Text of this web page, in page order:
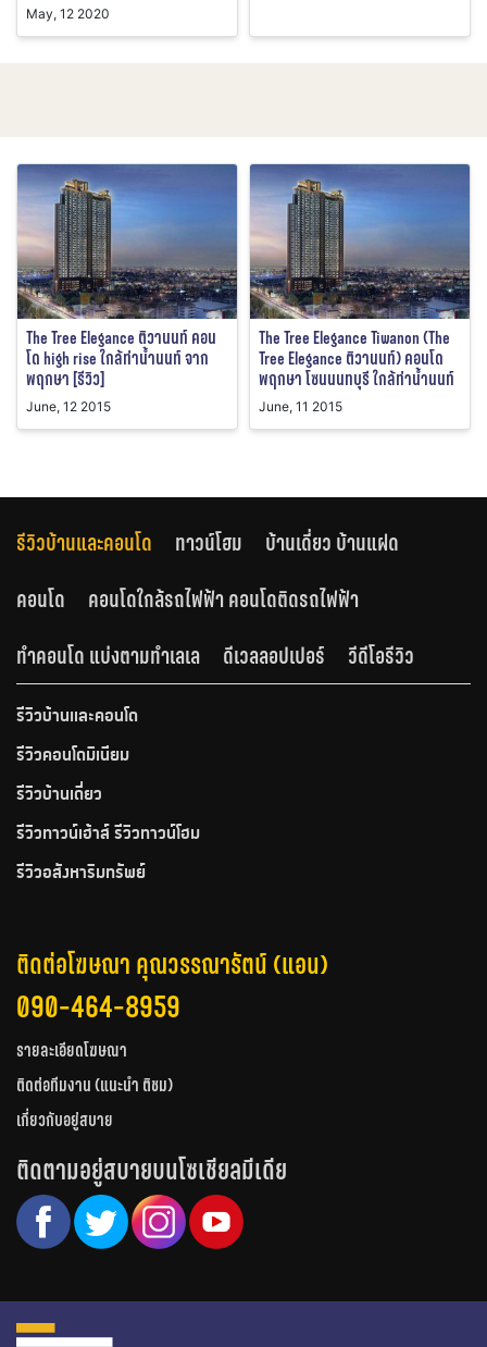
May, 12 2020
The Tree Elegance ติวานนท์ คอน
โด high rise ใกล้ท่าน้ำนนท์ จาก
พฤกษา [รีวิว]
June, 12 2015
The Tree Elegance Tiwanon (The
Tree Elegance ติวานนท์) คอนโด
พฤกษา โซนนนทบุรี ใกล้ท่าน้ำนนท์
June, 11 2015
รีวิวบ้านและคอนโด ทาวน์โฮม
บ้านเดี่ยว บ้านแฝด
คอนโด
คอนโดใกล้รถไฟฟ้า คอนโดติดรถไฟฟ้า
ทำคอนโด แบ่งตามทำเลเล
ดีเวลลอปเปอร์ วีดีโอรีวิว
รีวิวบ้านและคอนโด
รีวิวคอนโดมิเนียม
รีวิวบ้านเดี่ยว
รีวิวทาวน์เฮ้าส์ รีวิวทาวน์โฮม
รีวิวอสังหาริมทรัพย์
ติดต่อโฆษณา คุณวรรณารัตน์ (แอน)
090-464-8959
รายละเอียดโฆษณา
ติดต่อทีมงาน (แนะนำ ติชม)
เกี่ยวกับอยู่สบาย
ติดตามอยู่สบายบนโซเชียลมีเดีย